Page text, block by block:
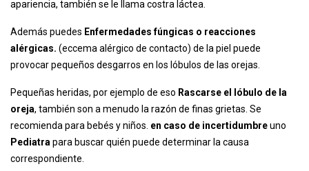
apariencia, también se le llama costra láctea.
Además puedes Enfermedades fúngicas o reacciones
alérgicas. (eccema alérgico de contacto) de la piel puede
provocar pequeños desgarros en los lóbulos de las orejas.
Pequeñas heridas, por ejemplo de eso Rascarse el lóbulo de la
oreja, también son a menudo la razón de finas grietas. Se
recomienda para bebés y niños. en caso de incertidumbreuno
Pediatra para buscar quién puede determinar la causa
correspondiente.